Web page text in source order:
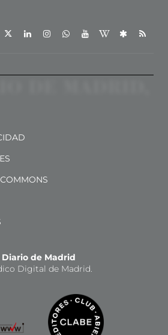
Diario de Madrid
Digital de Madrid.